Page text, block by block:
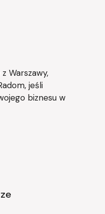
Warszawy,
jeśli
biznesu w